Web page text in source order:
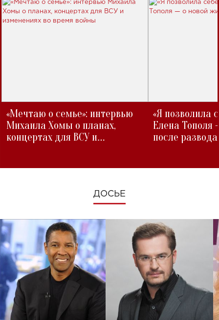
«Мечтаю о семье»: интервью
Михаила Хомы о планах,
концертах для ВСУ и
«Я позволила
Елена Тополя
после развода
ДОСЬЕ